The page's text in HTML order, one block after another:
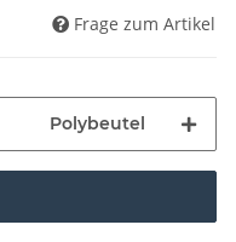
Frage zum Artikel
Polybeutel